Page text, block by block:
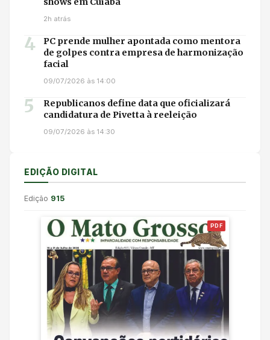
2h atrás
4
PC prende mulher apontada como mentora
de golpes contra empresa de harmonização
facial
09/07/2026 às 14:00
5
Republicanos define data que oficializará
candidatura de Pivetta à reeleição
09/07/2026 às 14:30
EDIÇÃO DIGITAL
Edição 915
PDF